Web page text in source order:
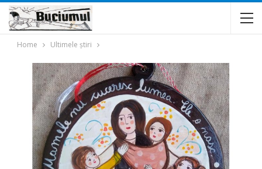
Home Ultimele ştiri